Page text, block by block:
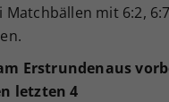
Matchbällen mit 6:2,
Erstrundenaus
letzten 4